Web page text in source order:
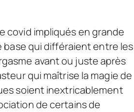
covid impliqués en grande
base qui différaient entre les
avant ou juste après
qui maîtrise la magie de
soient inextricablement
de certains de